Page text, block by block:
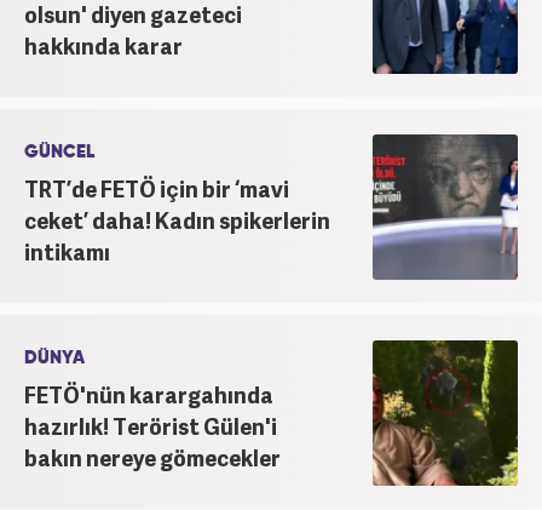
olsun' diyen gazeteci
hakkında karar
GÜNCEL
TRT’de FETÖ için bir ‘mavi
ceket’ daha! Kadın spikerlerin
intikamı
DÜNYA
FETÖ'nün karargahında
hazırlık! Terörist Gülen'i
bakın nereye gömecekler